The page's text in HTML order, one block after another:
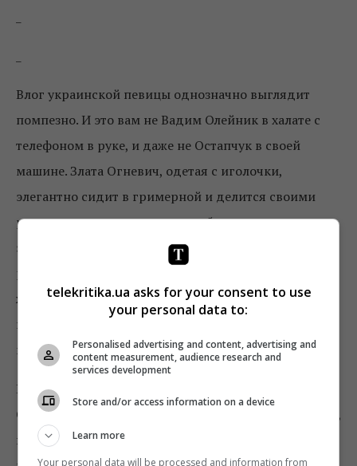
Влог украинской певицы однозначно выглядит
помпезно. И это вам не Вадим Олейник в халате с
телефоном в руке, и даже не Остапчук в своей
машине. Злата Огневич, одетая с иголочки,
элегантно сидит в гримерной и делится своими
размышлениями о том, кто же будет представлять в
этом году Украину на песенном конкурсе. В другом
ролике певица рассказывает о секретах закулисной
жизни участников Евровидения, а также забавные
истории о том, как сама готовилась к участию в
конкурсе.
Конечно, как вы уже поняли, все ролики во влоге
Огневич – о Евровидении, поэтому мне пока неясно,
видеооткровения певицы – это ситуативный
telekritika.ua asks for your consent to use
your personal data to:
Personalised advertising and content, advertising and
content measurement, audience research and
services development
Store and/or access information on a device
Learn more
Your personal data will be processed and information from